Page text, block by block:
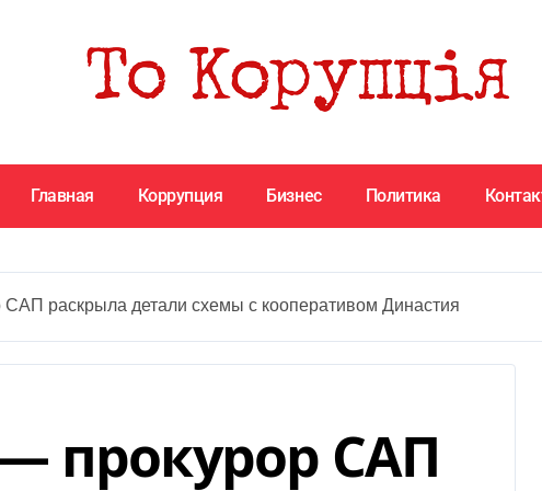
Главная Коррупция Бизнес Политика
раскрыла детали схемы с кооперативом Династия
прокурор САП